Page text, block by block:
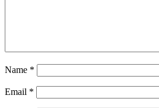
Name *
Email *